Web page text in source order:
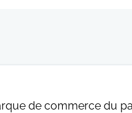
de commerce du